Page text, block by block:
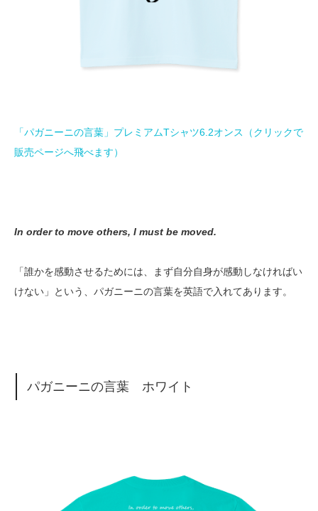
「パガニーニの言葉」プレミアムTシャツ6.2オンス（クリックで
販売ページへ飛べます）
In order to move others, I must be moved.
「誰かを感動させるためには、まず自分自身が感動しなければい
けない」という、パガニーニの言葉を英語で入れてあります。
パガニーニの言葉 ホワイト